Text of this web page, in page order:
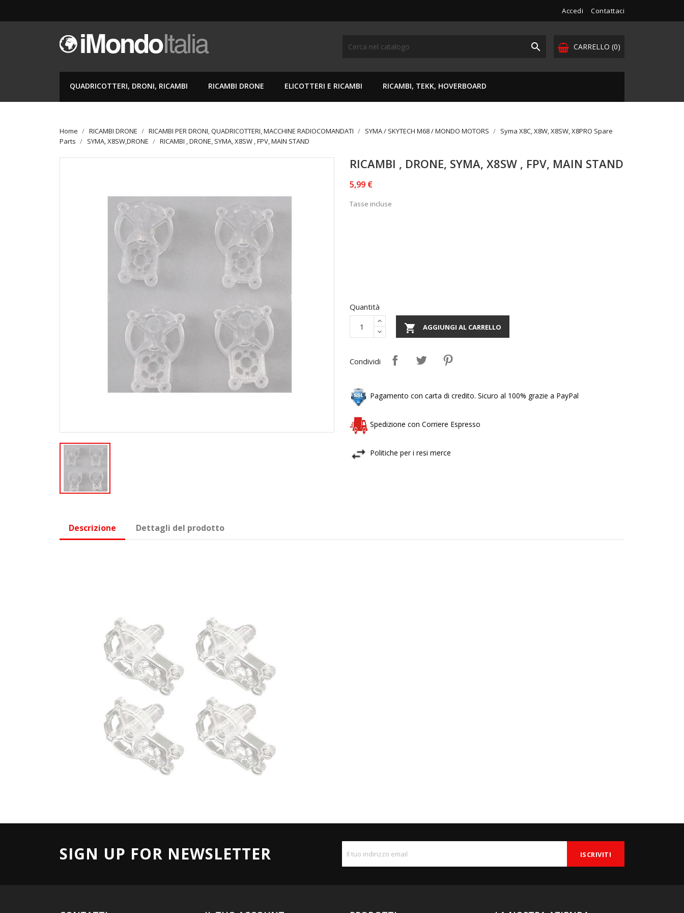
Accedi Contattaci
CARRELLO (0)

QUADRICOTTERI, DRONI, RICAMBI RICAMBI DRONE ELICOTTERI E RICAMBI RICAMBI, TEKK, HOVERBOARD
Home RICAMBI DRONE RICAMBI PER DRONI, QUADRICOTTERI, MACCHINE RADIOCOMANDATI SYMA / SKYTECH M68 / MONDO MOTORS
Syma X8C, X8W, X8SW, X8PRO Spare
Parts
SYMA, X8SW,DRONE RICAMBI , DRONE, SYMA, X8SW , FPV, MAIN STAND
RICAMBI , DRONE, SYMA, X8SW , FPV, MAIN STAND
5,99 €
Tasse incluse
Quantità
 AGGIUNGI AL CARRELLO
Condividi
Pagamento con carta di credito. Sicuro al 100% grazie a PayPal
Spedizione con Corriere Espresso
Politiche per i resi merce
Descrizione Dettagli del prodotto
SIGN UP FOR NEWSLETTER